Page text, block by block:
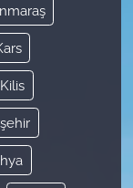
Kilis